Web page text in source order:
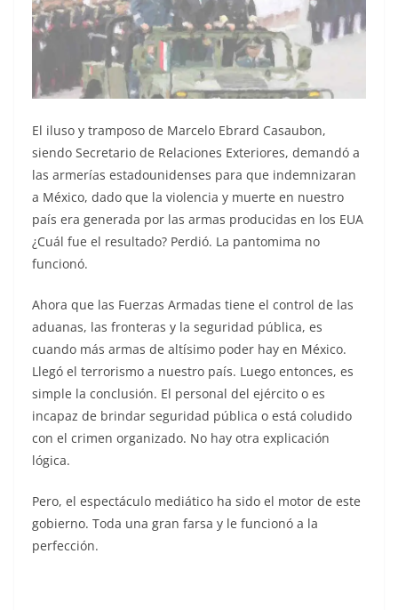
El iluso y tramposo de Marcelo Ebrard Casaubon,
siendo Secretario de Relaciones Exteriores, demandó a
las armerías estadounidenses para que indemnizaran
a México, dado que la violencia y muerte en nuestro
país era generada por las armas producidas en los EUA
¿Cuál fue el resultado? Perdió. La pantomima no
funcionó.
Ahora que las Fuerzas Armadas tiene el control de las
aduanas, las fronteras y la seguridad pública, es
cuando más armas de altísimo poder hay en México.
Llegó el terrorismo a nuestro país. Luego entonces, es
simple la conclusión. El personal del ejército o es
incapaz de brindar seguridad pública o está coludido
con el crimen organizado. No hay otra explicación
lógica.
Pero, el espectáculo mediático ha sido el motor de este
gobierno. Toda una gran farsa y le funcionó a la
perfección.